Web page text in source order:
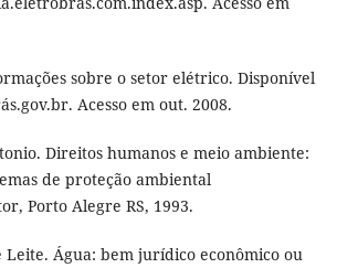
sobre o setor elétrico. Disponível
Acesso em out. 2008.
Direitos humanos e meio ambiente:
de proteção ambiental
Porto Alegre RS, 1993.
Leite. Água: bem jurídico econômico ou